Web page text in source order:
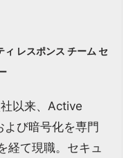
レスポンス チーム セ
以来、Active
び暗号化を専門
経て現職。セキュ